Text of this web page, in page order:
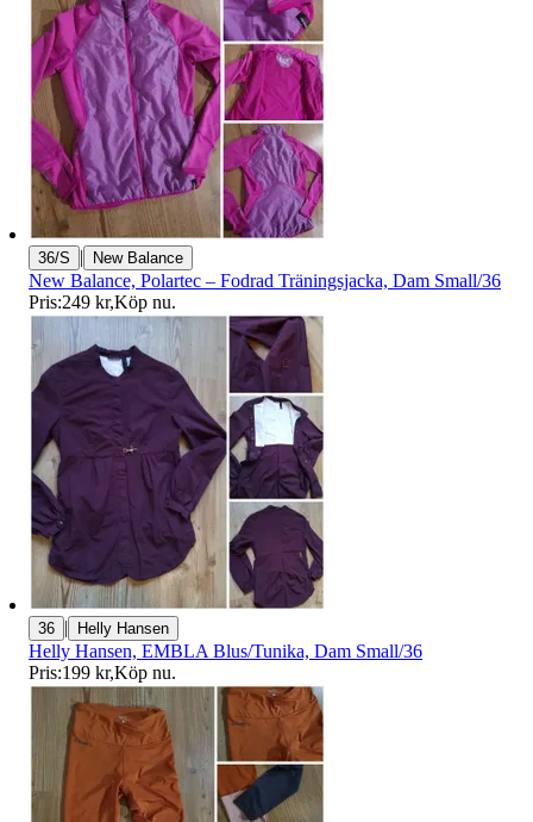
36/S | New Balance
New Balance, Polartec – Fodrad Träningsjacka, Dam Small/36
Pris:249 kr,Köp nu.
36 | Helly Hansen
Helly Hansen, EMBLA Blus/Tunika, Dam Small/36
Pris:199 kr,Köp nu.